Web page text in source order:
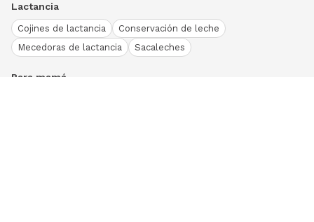
Lactancia
Cojines de lactancia
Conservación de leche
Mecedoras de lactancia
Sacaleches
Para mamá